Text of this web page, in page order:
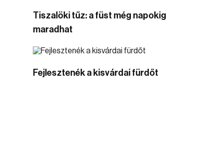
Tiszalöki tűz: a füst még napokig
maradhat
Fejlesztenék a kisvárdai fürdőt